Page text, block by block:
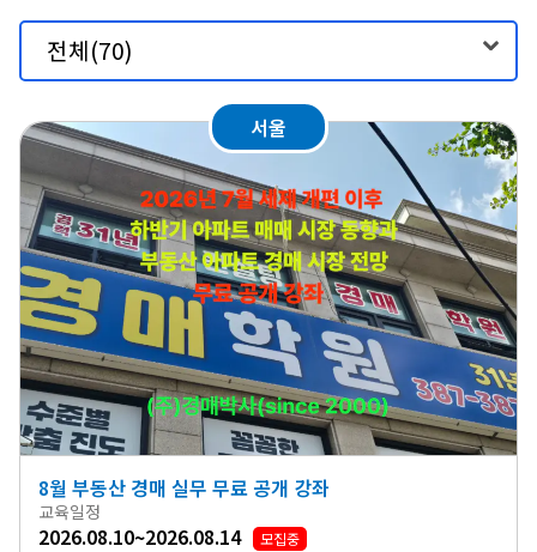
서울
8월 부동산 경매 실무 무료 공개 강좌
교육일정
2026.08.10~2026.08.14 모집중